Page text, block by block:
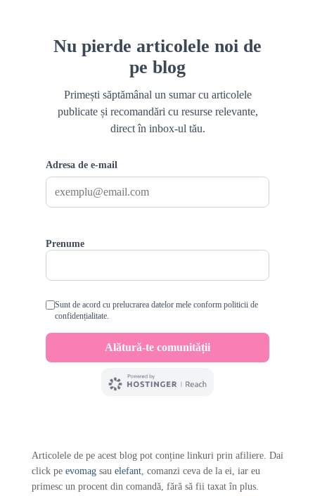
Articolele de pe acest blog pot conține linkuri prin afiliere. Dai
click pe evomag sau elefant, comanzi ceva de la ei, iar eu
primesc un procent din comandă, fără să fii taxat în plus.